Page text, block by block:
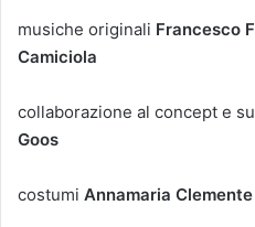
musiche originali Francesco
Camiciola
collaborazione al concept e
Goos
costumi Annamaria Clemente